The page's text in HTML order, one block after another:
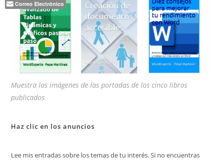
Muestra las imágenes de las portadas de los cinco libros
publicados
Haz clic en los anuncios
Lee mis entradas sobre los temas de tu interés. Si no encuentras
Correo Electrónico